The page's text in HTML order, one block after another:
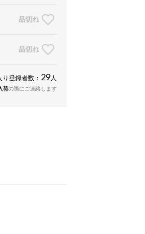
品切れ
品切れ
り登録者数： 29 人
荷の際にご連絡します